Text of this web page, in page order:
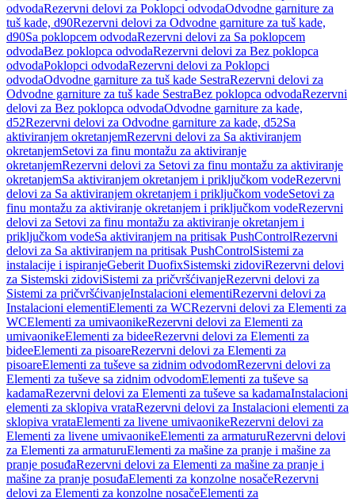
odvodaRezervni delovi za Poklopci odvodaOdvodne garniture za
tuš kade, d90Rezervni delovi za Odvodne garniture za tuš kade,
d90Sa poklopcem odvodaRezervni delovi za Sa poklopcem
odvodaBez poklopca odvodaRezervni delovi za Bez poklopca
odvodaPoklopci odvodaRezervni delovi za Poklopci
odvodaOdvodne garniture za tuš kade SestraRezervni delovi za
Odvodne garniture za tuš kade SestraBez poklopca odvodaRezervni
delovi za Bez poklopca odvodaOdvodne garniture za kade,
d52Rezervni delovi za Odvodne garniture za kade, d52Sa
aktiviranjem okretanjemRezervni delovi za Sa aktiviranjem
okretanjemSetovi za finu montažu za aktiviranje
okretanjemRezervni delovi za Setovi za finu montažu za aktiviranje
okretanjemSa aktiviranjem okretanjem i priključkom vodeRezervni
delovi za Sa aktiviranjem okretanjem i priključkom vodeSetovi za
finu montažu za aktiviranje okretanjem i priključkom vodeRezervni
delovi za Setovi za finu montažu za aktiviranje okretanjem i
priključkom vodeSa aktiviranjem na pritisak PushControlRezervni
delovi za Sa aktiviranjem na pritisak PushControlSistemi za
instalacije i ispiranjeGeberit DuofixSistemski zidoviRezervni delovi
za Sistemski zidoviSistemi za pričvršćivanjeRezervni delovi za
Sistemi za pričvršćivanjeInstalacioni elementiRezervni delovi za
Instalacioni elementiElementi za WCRezervni delovi za Elementi za
WCElementi za umivaonikeRezervni delovi za Elementi za
umivaonikeElementi za bideeRezervni delovi za Elementi za
bideeElementi za pisoareRezervni delovi za Elementi za
pisoareElementi za tuševe sa zidnim odvodomRezervni delovi za
Elementi za tuševe sa zidnim odvodomElementi za tuševe sa
kadamaRezervni delovi za Elementi za tuševe sa kadamaInstalacioni
elementi za sklopiva vrataRezervni delovi za Instalacioni elementi za
sklopiva vrataElementi za livene umivaonikeRezervni delovi za
Elementi za livene umivaonikeElementi za armaturuRezervni delovi
za Elementi za armaturuElementi za mašine za pranje i mašine za
pranje posuđaRezervni delovi za Elementi za mašine za pranje i
mašine za pranje posuđaElementi za konzolne nosačeRezervni
delovi za Elementi za konzolne nosačeElementi za